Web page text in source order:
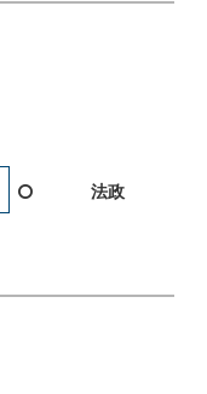
法政